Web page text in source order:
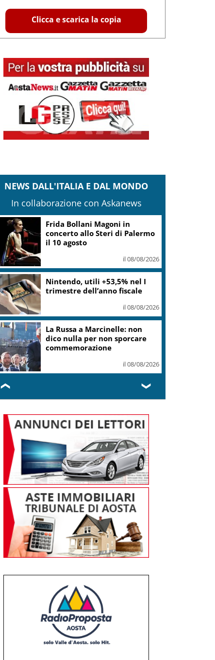
Clicca e scarica la copia
NEWS DALL'ITALIA E DAL MONDO
In collaborazione con Askanews
“Questa sera guido io”:
campagna polizia in spiagge e
locali da ballo
il 08/08/2026
“DoloViniMiti”: dall’1 al 4
ottobre tra Val di Cembra e
il 08/08/2026
Mondiali di Wakeboard 2026:
tre ori azzurri al Lago del Salto
il 08/08/2026
❮ ❯